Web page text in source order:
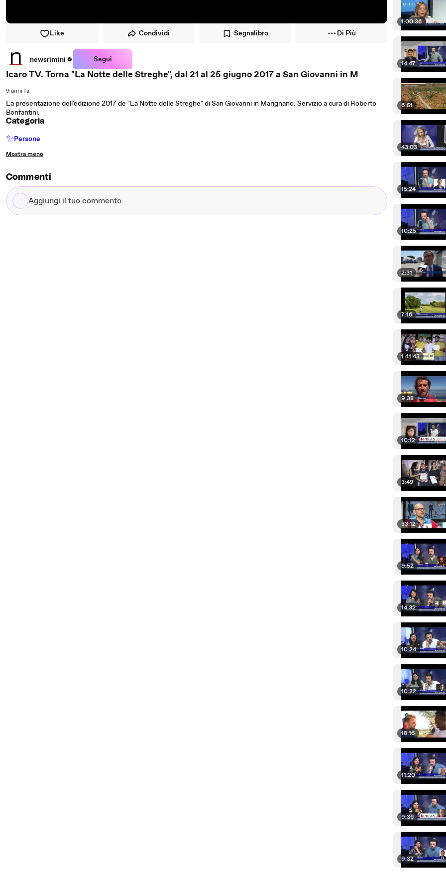
Like Condividi Segnalibro Di Più
newsrimini Segui
Icaro TV. Torna "La Notte delle Streghe", dal 21 al 25 giugno 2017 a San Giovanni in M
9 anni fa
La presentazione dell'edizione 2017 de "La Notte delle Streghe" di San Giovanni in Marignano. Servizio a cura di Roberto
Bonfantini.
Categoria
✨Persone
Mostra meno
Commenti
Aggiungi
il
1:00:36
14:47
6:51
43:03
15:24
10:25
2:31
7:16
1:41:43
9:38
10:12
3:49
33:12
9:52
14:32
10:24
10:22
18:16
11:20
9:36
9:32